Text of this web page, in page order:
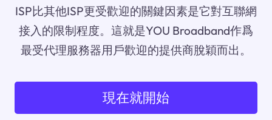
ISP比其他ISP更受歡迎的關鍵因素是它對互聯網
接入的限制程度。這就是YOU Broadband作爲
最受代理服務器用戶歡迎的提供商脫穎而出。
現在就開始